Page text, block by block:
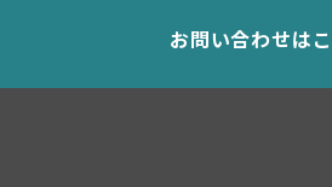
お問い合わせは